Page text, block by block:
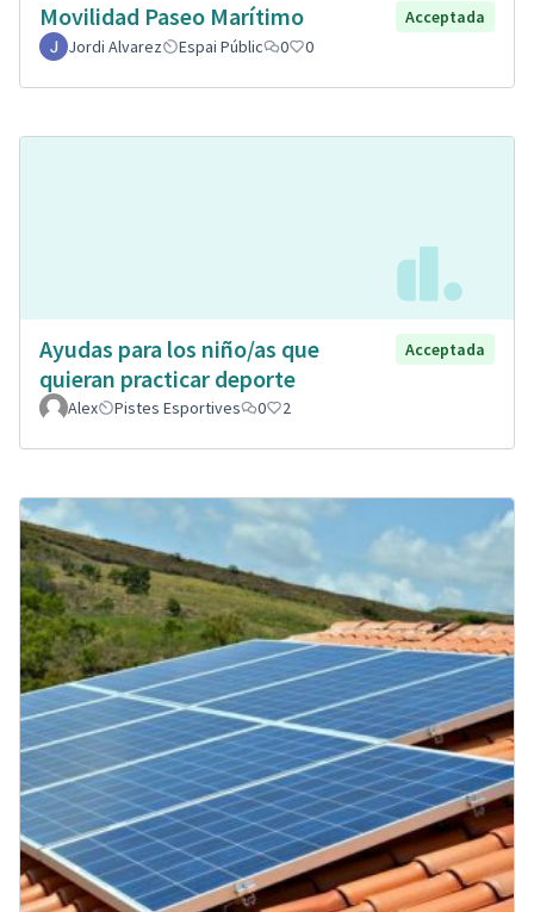
Movilidad Paseo Marítimo
Acceptada
Jordi Alvarez
Espai Públic 0 0
Ayudas para los niño/as que
quieran practicar deporte
Acceptada
Alex Pistes Esportives 0 2